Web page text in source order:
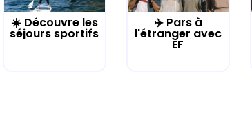
☀️ Découvre les
séjours sportifs
✈️ Pars à
l'étranger avec
EF